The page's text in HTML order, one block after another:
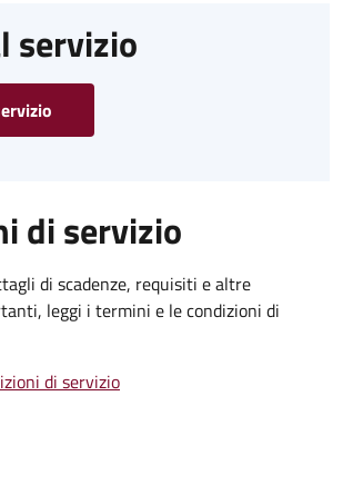
servizio
di servizio
di scadenze, requisiti e altre
leggi i termini e le condizioni di
di servizio